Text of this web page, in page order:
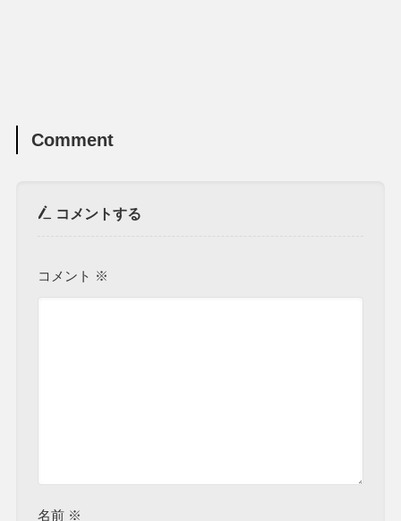
Comment
コメントする
コメント ※
名前 ※